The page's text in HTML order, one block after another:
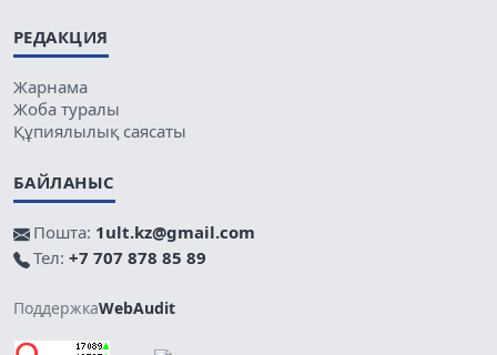
РЕДАКЦИЯ
Жарнама
Жоба туралы
Құпиялылық саясаты
БАЙЛАНЫС
Пошта: 1ult.kz@gmail.com
Тел: +7 707 878 85 89
ПоддержкаWebAudit